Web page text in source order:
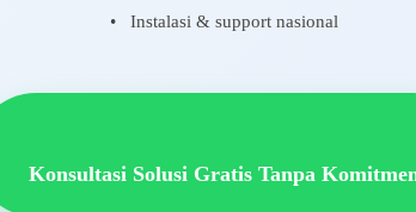
• Instalasi & support nasional
Konsultasi Solusi Gratis Tanpa